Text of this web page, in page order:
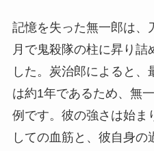
記憶を失った無一郎は、
月で鬼殺隊の柱に昇り詰
した。炭治郎によると、
は約1年であるため、無
例です。彼の強さは始ま
しての血筋と、彼自身